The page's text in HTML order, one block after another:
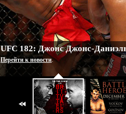
UFC 182: Джонс Джонс-
Перейти к новости.